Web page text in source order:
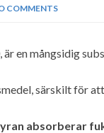
COMMENTS
en mångsidig
särskilt för
absorberar